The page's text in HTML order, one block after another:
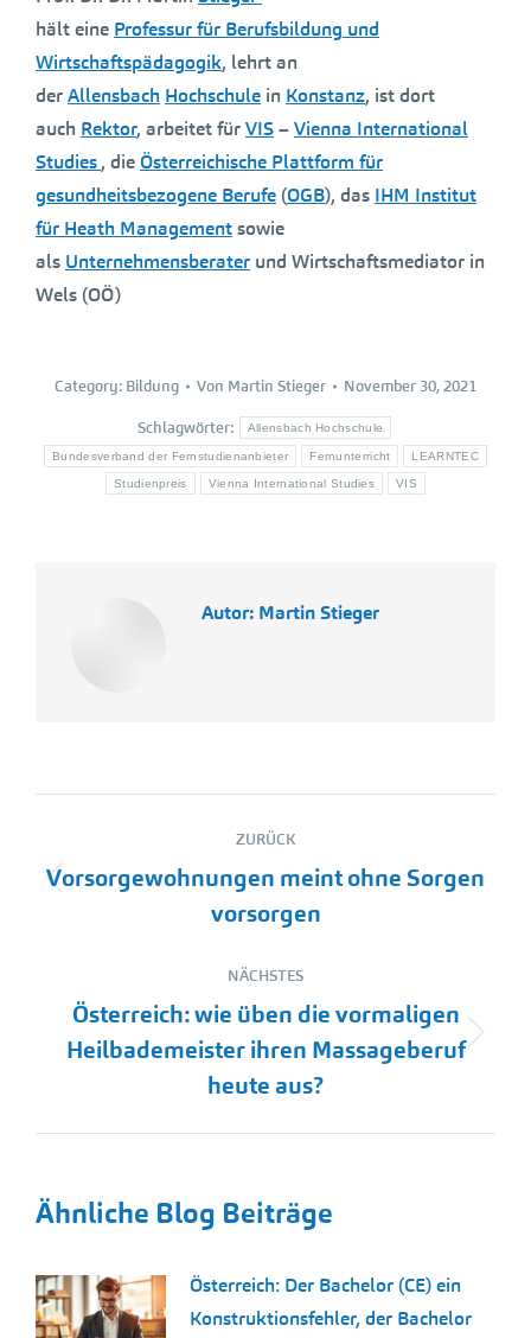
hält eine Professur für Berufsbildung und
Wirtschaftspädagogik, lehrt an
derAllensbach Hochschule in Konstanz, ist dort
auch Rektor, arbeitet fürVIS–Vienna International
Studies, dieÖsterreichische Plattform für
gesundheitsbezogene Berufe (OGB), das IHM Institut
für Heath Managementsowie
als Unternehmensberater und Wirtschaftsmediator in
Wels (OÖ)
Category: Bildung Von Martin Stieger November 30, 2021
Schlagwörter: Allensbach Hochschule
Bundesverband der Fernstudienanbieter Fernunterricht LEARNTEC
Studienpreis Vienna International Studies VIS
Autor: Martin Stieger
Kommentarnavigation
ZURÜCK
Vorheriger
Beitrag:
Vorsorgewohnungen meint ohne Sorgen
vorsorgen
NÄCHSTES
Nächster
Beitrag:
Österreich: wie üben die vormaligen
Heilbademeister ihren Massageberuf
heute aus?
Ähnliche Blog Beiträge
Österreich: Der Bachelor (CE) ein
Konstruktionsfehler, der Bachelor